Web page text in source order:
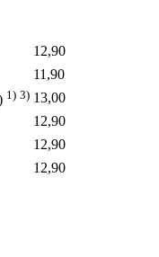
12,90
11,90
1) 3) 13,00
12,90
12,90
12,90